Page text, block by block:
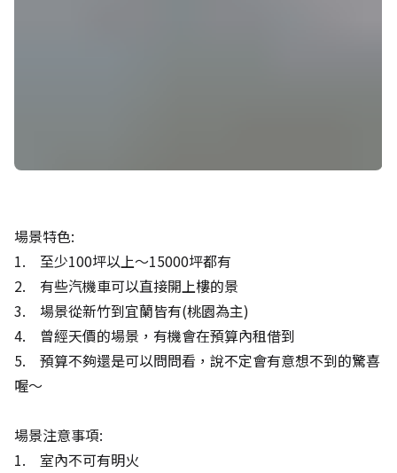
場景特色:
1. 至少100坪以上～15000坪都有
2. 有些汽機車可以直接開上樓的景
3. 場景從新竹到宜蘭皆有(桃園為主)
4. 曾經天價的場景，有機會在預算內租借到
5. 預算不夠還是可以問問看，說不定會有意想不到的驚喜
喔～
場景注意事項:
1. 室內不可有明火